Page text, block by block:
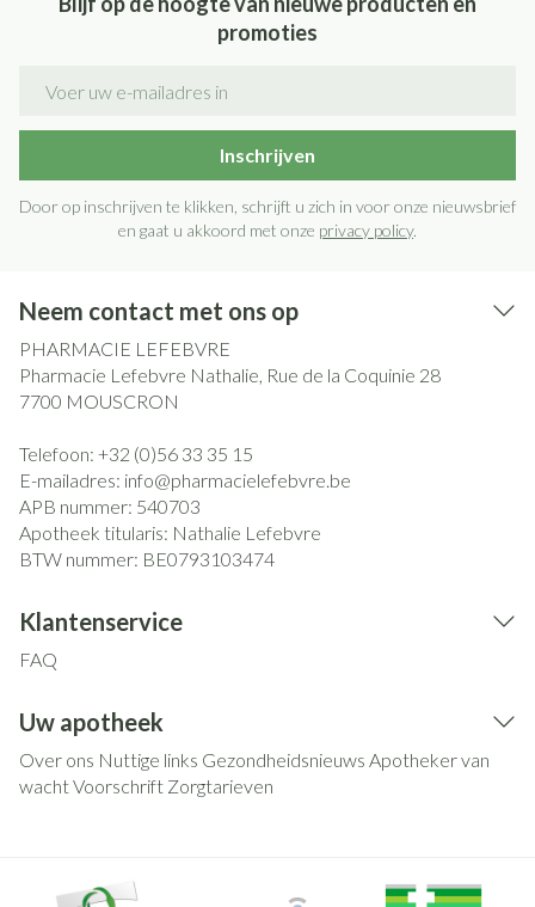
promoties
Inschrijven
Door op inschrijven te klikken, schrijft u zich in voor onze nieuwsbrief
en gaat u akkoord met onze privacy policy.
Neem contact met ons op
PHARMACIE LEFEBVRE
Pharmacie Lefebvre Nathalie, Rue de la Coquinie 28
7700 MOUSCRON
Telefoon: +32 (0)56 33 35 15
E-mailadres: info@pharmacielefebvre.be
APB nummer: 540703
Apotheek titularis: Nathalie Lefebvre
BTW nummer: BE0793103474
Klantenservice
FAQ
Uw apotheek
Over ons Nuttige links Gezondheidsnieuws Apotheker van
wachtVoorschrift Zorgtarieven